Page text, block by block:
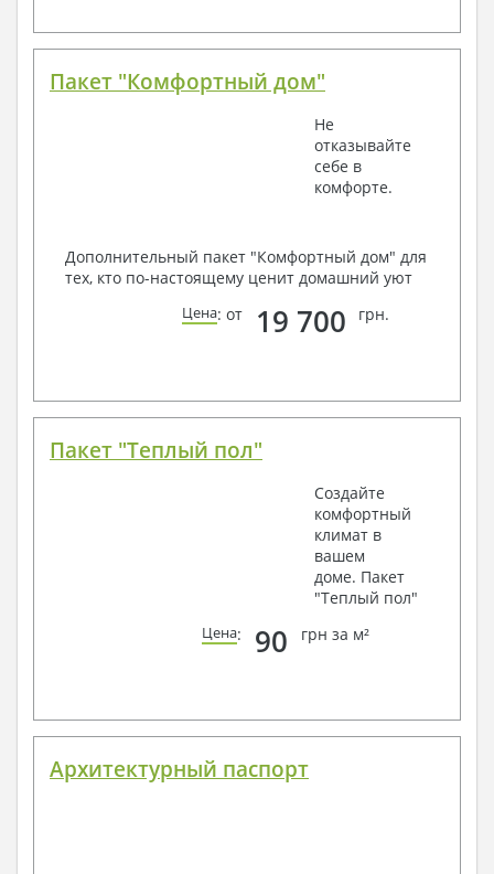
Пакет "Комфортный дом"
Не
отказывайте
себе в
комфорте.
Дополнительный пакет "Комфортный дом" для
тех, кто по-настоящему ценит домашний уют
Цена: от 19 700 грн.
Пакет "Теплый пол"
Создайте
комфортный
климат в
вашем
доме. Пакет
"Теплый пол"
Цена: 90 грн за м²
Архитектурный паспорт